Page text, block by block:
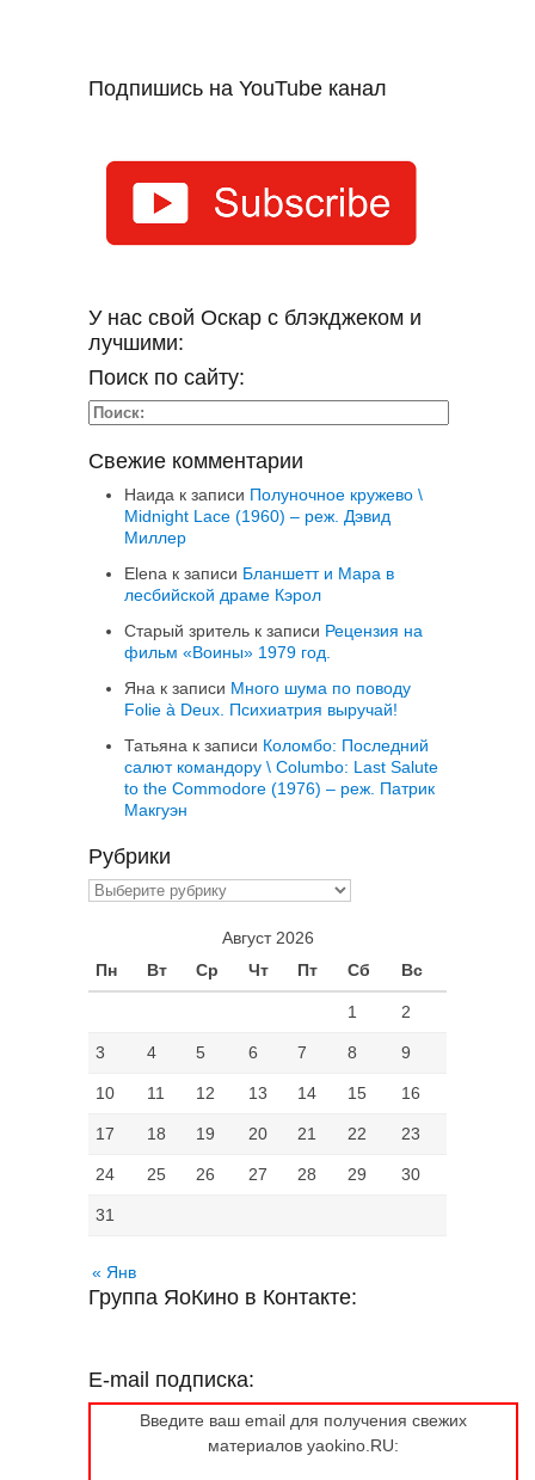
Подпишись на YouTube канал
У нас свой Оскар с блэкджеком и
лучшими:
Поиск по сайту:
Свежие комментарии
Наида к записи Полуночное кружево \
Midnight Lace (1960) – реж. Дэвид
Миллер
Elena к записи Бланшетт и Мара в
лесбийской драме Кэрол
Старый зритель к записи Рецензия на
фильм «Воины» 1979 год.
Яна к записи Много шума по поводу
Folie à Deux. Психиатрия выручай!
Татьяна к записи Коломбо: Последний
салют командору \ Columbo: Last Salute
to the Commodore (1976) – реж. Патрик
Макгуэн
Рубрики
Рубрики
Август 2026
Пн
Вт Ср Чт Пт Сб Вс
1 2
3 4 5 6 7 8 9
10 11 12 13 14 15 16
17 18 19 20 21 22 23
24 25 26 27 28 29 30
31
« Янв
Группа ЯоКино в Контакте:
E-mail подписка:
Введите ваш email для получения свежих
материалов yaokino.RU: